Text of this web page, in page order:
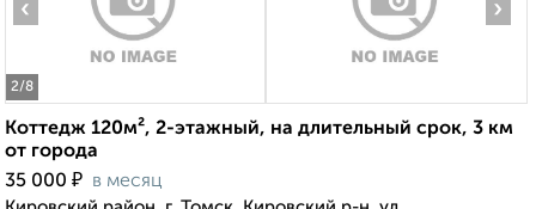
2/8
‹ ›
Коттедж 120м², 2-этажный, на длительный срок, 3 км
от города
35 000 ₽ в месяц